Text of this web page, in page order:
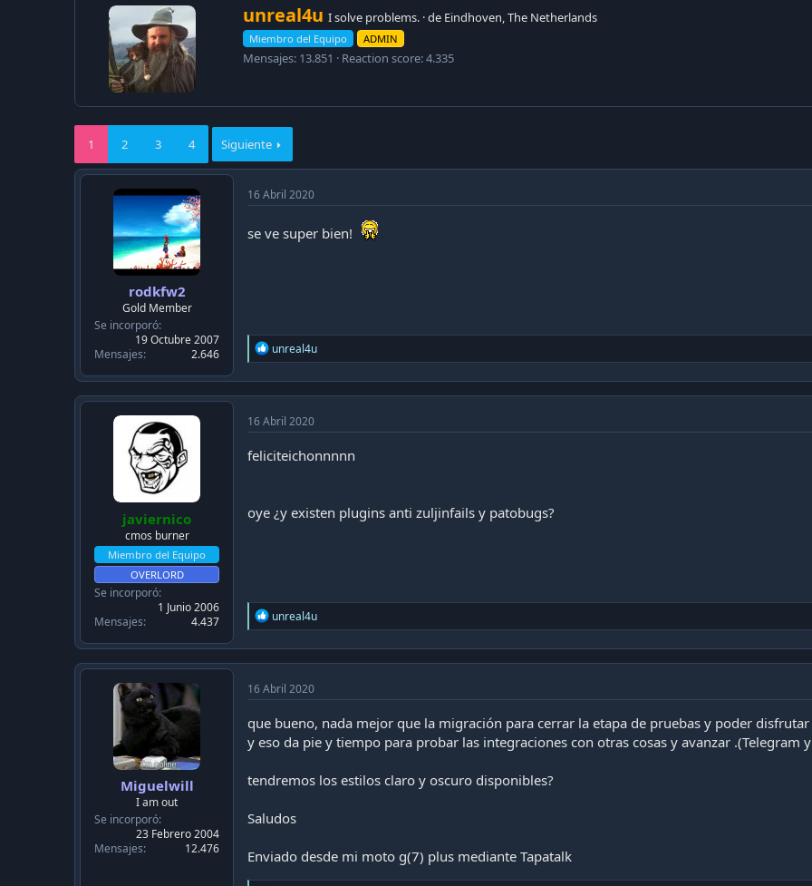
o
n
s
:
W
r
i
t
n
b
y
unreal4u I solve problems. ·de Eindhoven, The Netherlands
Miembro del Equipo ADMIN
Mensajes 13.851 Reaction score 4.335
1 2 3 4 Siguiente
rodkfw2
Gold Member
Se incorporó
19 Octubre 2007
Mensajes
2.646
16 Abril 2020
se ve super bien!
R
e
i
o
n
s
unreal4u
javiernico
cmos burner
Miembro del Equipo
OVERLORD
Se incorporó
1 Junio 2006
Mensajes
4.437
16 Abril 2020
feliciteichonnnnn
oye ¿y existen plugins anti zuljinfails y patobugs?
R
e
i
o
n
s
:
unreal4u
Miguelwill
I am out
Se incorporó
23 Febrero 2004
Mensajes
12.476
16 Abril 2020
que bueno, nada mejor que la migración para cerrar la etapa de pruebas y poder
y eso da pie y tiempo para probar las integraciones con otras cosas y avanzar .(Telegram
tendremos los estilos claro y oscuro disponibles?
Saludos
Enviado desde mi moto g(7) plus mediante Tapatalk